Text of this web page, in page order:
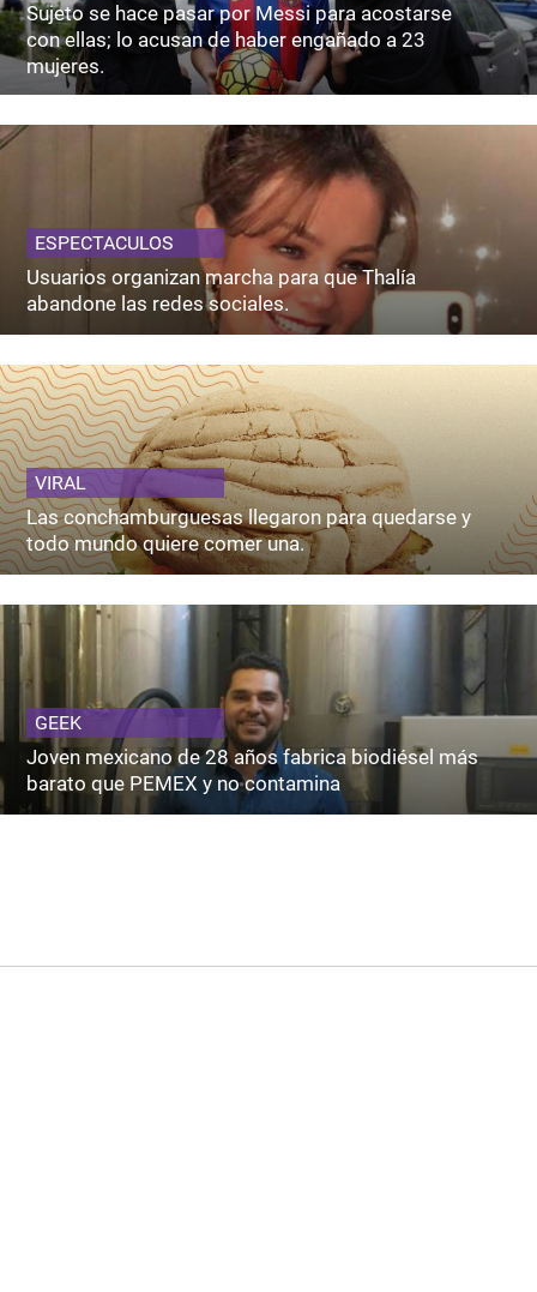
Sujeto se hace pasar por Messi para acostarse
con ellas; lo acusan de haber engañado a 23
mujeres.
ESPECTACULOS
Usuarios organizan marcha para que Thalía
abandone las redes sociales.
VIRAL
Las conchamburguesas llegaron para quedarse y
todo mundo quiere comer una.
GEEK
Joven mexicano de 28 años fabrica biodiésel más
barato que PEMEX y no contamina